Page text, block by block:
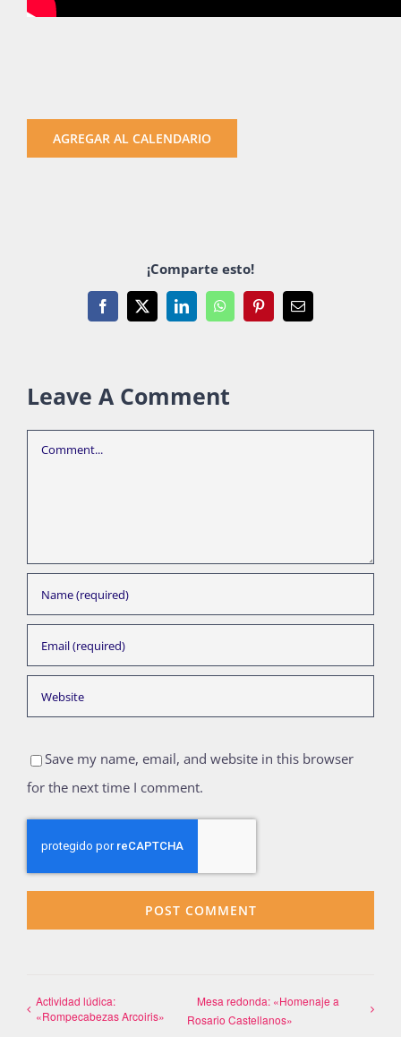
AGREGAR AL CALENDARIO
¡Comparte esto!
Facebook
X LinkedInWhatsAppPinterestEmail
Leave A Comment
Comment
Save my name, email, and website in this browser
for the next time I comment.
Actividad lúdica:
«Rompecabezas Arcoiris»
Mesa redonda: «Homenaje a
Rosario Castellanos»